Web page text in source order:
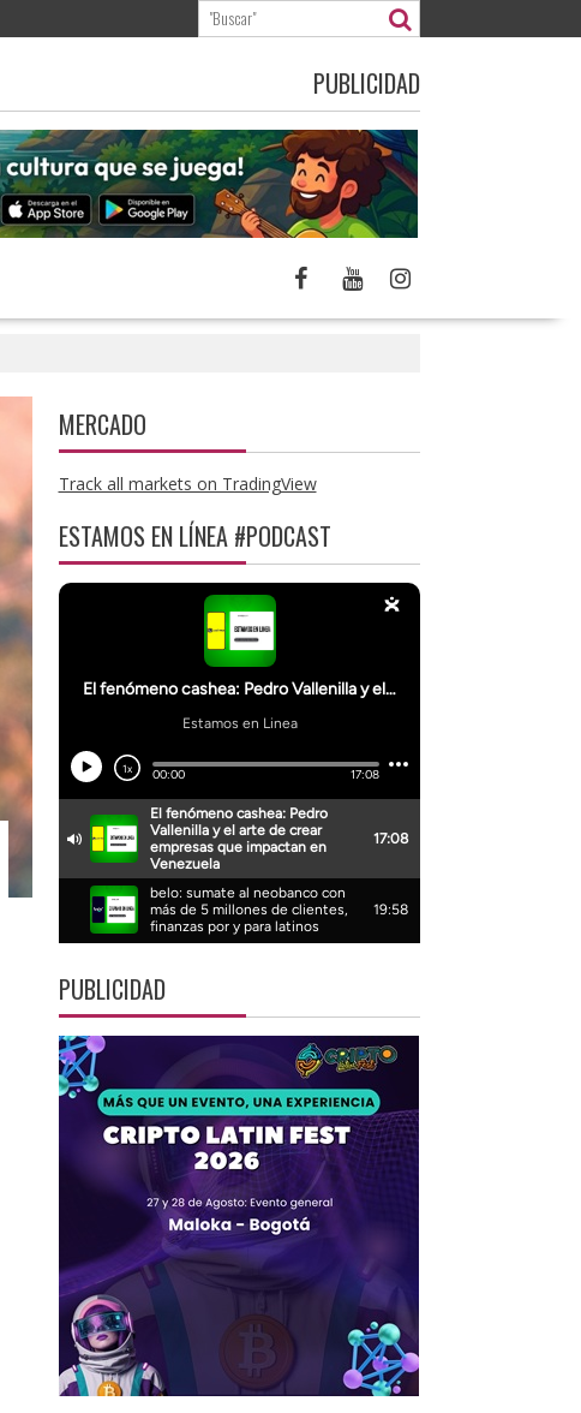
PUBLICIDAD
MERCADO
Track all markets on TradingView
ESTAMOS EN LÍNEA #PODCAST
PUBLICIDAD